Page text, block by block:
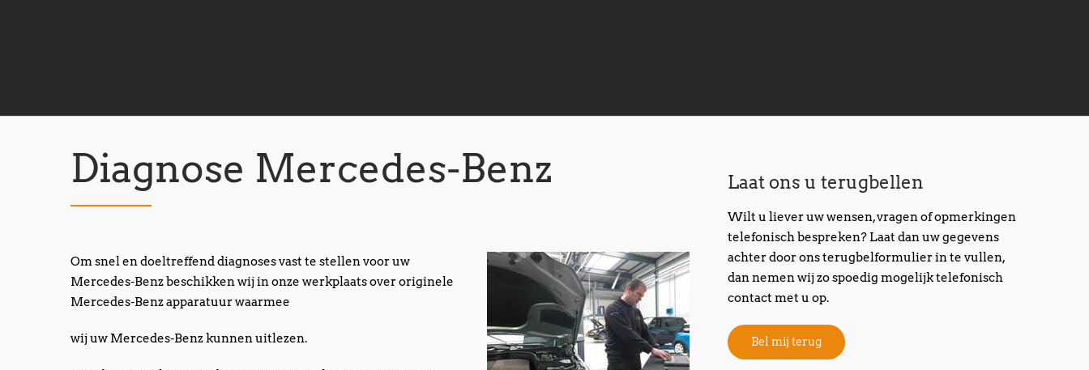
Diagnose Mercedes-Benz
Om snel en doeltreffend diagnoses vast te stellen voor uw
Mercedes-Benz beschikken wij in onze werkplaats over originele
Mercedes-Benz apparatuur waarmee
wij uw Mercedes-Benz kunnen uitlezen.
Laat ons u terugbellen
Wilt u liever uw wensen, vragen of opmerkingen
telefonisch bespreken? Laat dan uw gegevens
achter door ons terugbelformulier in te vullen,
dan nemen wij zo spoedig mogelijk telefonisch
contact met u op.
Bel mij terug